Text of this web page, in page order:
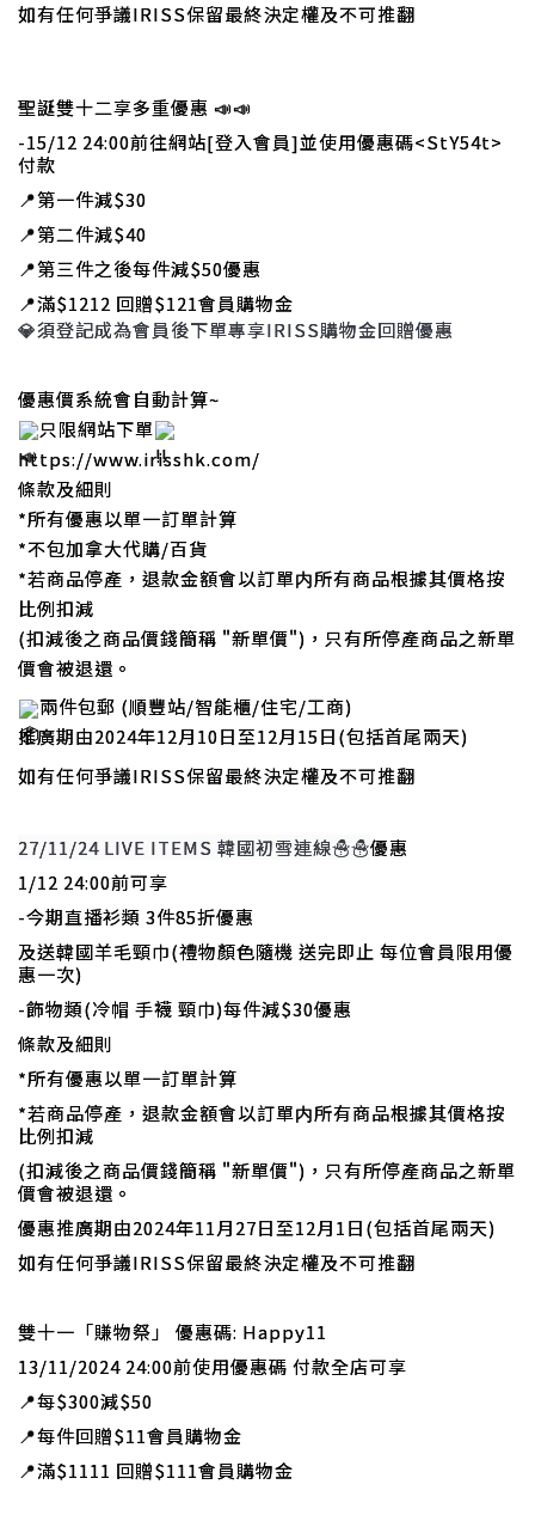
如有任何爭議IRISS保留最終決定權及不可推翻
聖誕雙十二享多重優惠 📣📣
-15/12 24:00前往網站[登入會員]並使用優惠碼<StY54t>
付款
📍第一件減$30
📍第二件減$40
📍第三件之後每件減$50優惠
📍滿$1212 回贈$121會員購物金
💎須登記成為會員後下單專享IRISS購物金回贈優惠
優惠價系統會自動計算~
只限網站下單
https://www.irisshk.com/
條款及細則
*所有優惠以單一訂單計算
*不包加拿大代購/百貨
*若商品停產，退款金額會以訂單内所有商品根據其價格按
比例扣減
(扣減後之商品價錢簡稱 "新單價")，只有所停產商品之新單
價會被退還。
兩件包郵 (順豐站/智能櫃/住宅/工商)
推廣期由2024年12月10日至12月15日(包括首尾兩天)
如有任何爭議IRISS保留最終決定權及不可推翻
27/11/24 LIVE ITEMS 韓國初雪連線☃️☃️優惠
1/12 24:00前可享
-今期直播衫類 3件85折優惠
及送韓國羊毛頸巾(禮物顏色隨機 送完即止 每位會員限用優
惠一次)
-飾物類(冷帽 手襪 頸巾)每件減$30優惠
條款及細則
*所有優惠以單一訂單計算
*若商品停產，退款金額會以訂單内所有商品根據其價格按
比例扣減
(扣減後之商品價錢簡稱 "新單價")，只有所停產商品之新單
價會被退還。
優惠推廣期由2024年11月27日至12月1日(包括首尾兩天)
如有任何爭議IRISS保留最終決定權及不可推翻
雙十一「賺物祭」 優惠碼: Happy11
13/11/2024 24:00前使用優惠碼 付款全店可享
📍每$300減$50
📍每件回贈$11會員購物金
📍滿$1111 回贈$111會員購物金